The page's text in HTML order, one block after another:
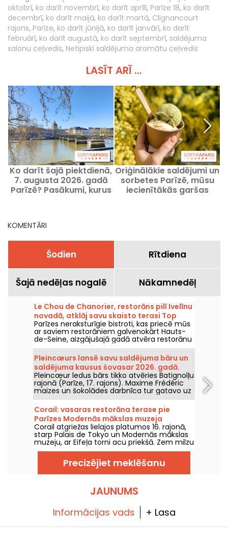
oktobrī, ko darīt novembrī, ko darīt aprīlī, Parīze 18, ko darīt
decembrī, ko darīt maijā, ko darīt martā, Clignancourt
rajons, Parīze, ko darīt jūnijā, ko darīt janvārī, ko darīt
februārī, ko darīt augustā, ko darīt septembrī, saldējuma
salonu ceļvedis, Netipiski saldējuma aromātu ceļvedis
LASĪT ARĪ ...
Ko darīt šajā piektdienā,
7. augusta 2026. gadā
Parīzē? Pasākumi, kurus
Oriģinālākie saldējumi un
sorbetes Parīzē, mūsu
iecienītākās garšas
KOMENTĀRI
Šodien Rītdiena
Šajā nedēļas nogalē Nākamnedēļ
Le Chou de Chanorier, restorāns pilī Ivelīnu
novadā, atklāj savu skaisto terasi Top
sarakstā.
Parīzes neraksturīgie bistroti, kas priecē mūs
ar saviem restorāniem galvenokārt Hauts-
de-Seine, aizgājušajā gadā atvēra restorānu
arī Yvelīnēs! Un ne kur nu kurš – tas atrodas
Chanorier pilī Croissy-Sur-Seine, kur tagad
var ļauties garšu baudēm. Un pārsteigums –
te var iepazīt ēdienkarti, kuras paraksts
pieder Charlie Anne, Top Chef 2025 finālistei.
Mēs izmēģinājām Chanorier bistro Chou,
kura ēdienkarte ir īsa, taču izteikti gardēdīga,
un pat milzīga terase zaļā parka vidū, kur
ziemā tiek pasniegtas raclette, bet vasarā –
grils.
Pleincœurs lansē savu saldējuma bāru un
saldējuma kausus šovasar 2026. gadā.
Pleincœur ledus bārs tikko atvēries Batignolļu
rajonā (Parīze, 17. rajons). Maxime Frédéric
maizes un šokolādes darbnīca tur gatavo uz
vietas minūtes saldējumus un rokām
darinātas saldējuma kausus, kurus būs
iespējams izbaudīt šovasar 2026. gadā.
Corail: vasaras restorāna terase pie
Parīzes Modernās mākslas muzeja
priekšdaļas – atsauksmes un foto
Corail atgriežas lielajos platumos 16. rajonā,
starp Palais de Tokyo un Modernās mākslas
muzeju, ar Eifeļa torni acu priekšā. Zem milzu
saulessargiem bijušais Forest atklāj vasaras
pauzi ar Vidusjūras noskaņu, no zemes līdz
jūrai — atsvaidzinoši kokteiļi, krāsaini ēdienu
šķīvji un korāla krāsas saulriets.
Precizējiet meklēšanu
JAUNUMS
Informācijas vads + Lasa